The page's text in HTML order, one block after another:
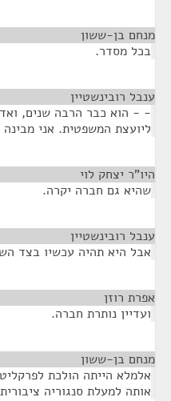
מנחם בן-ששון
בכל מסדר.
ענבל רובינשטיין
- - הוא כבר הרבה שנים,
ליועצת המשפטית. אני
היו"ר יצחק לוי
שהיא גם חברה יקרה.
ענבל רובינשטיין
אבל היא תהיה עכשיו בצד
אפרת רוזן
ועדיין נותרת חברה.
מנחם בן-ששון
אלמלא הייתה הולכת
אותה למעלת סנגוריה